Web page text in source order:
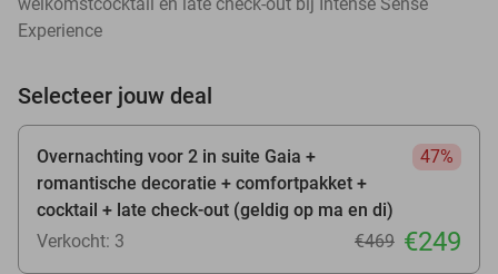
Experience
Selecteer jouw deal
Overnachting voor 2 in suite Gaia +
romantische decoratie + comfortpakket +
cocktail + late check-out (geldig op ma en di)
47%
Verkocht: 3 €469 €249